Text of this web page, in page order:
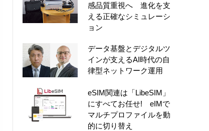
感品質重視へ 進化を支
える正確なシミュレーシ
ョン
データ基盤とデジタルツ
インが支えるAI時代の自
律型ネットワーク運用
eSIM関連は「LibeSIM」
にすべてお任せ! eIMで
マルチプロファイルを動
的に切り替え